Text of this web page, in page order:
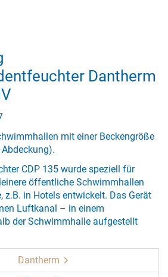
Dantherm
mit einer Beckengröße
CDP 135 wurde speziell für
öffentliche Schwimmhallen
z.B. in Hotels entwickelt. Das Gerät
Luftkanal – in einem
der Schwimmhalle aufgestellt
Dantherm